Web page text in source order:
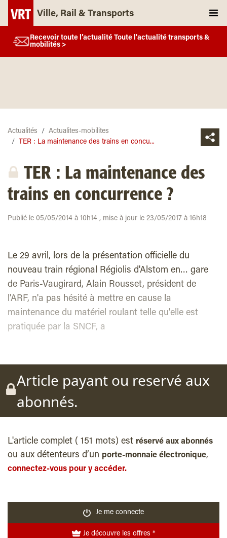
Ville, Rail & Transports
Recevoir toute l’actualité Toute l'actualité transports &
mobilités >
Actualités
Actualites-mobilites
TER : La maintenance des trains en concu...
TER : La maintenance des
trains en concurrence ?
Publié le 05/05/2014 à 10h14 , mise à jour le 23/05/2017 à 16h18
Le 29 avril, lors de la présentation officielle du
nouveau train régional Régiolis d'Alstom en… gare
de Paris-Vaugirard, Alain Rousset, président de
l'ARF, n'a pas hésité à mettre en cause la
maintenance du matériel roulant telle qu'elle est
pratiquée par la SNCF, a
Article payant ou reservé aux
abonnés.
L'article complet ( 151 mots) est réservé aux abonnés
ou aux détenteurs d’un porte-monnaie électronique,
connectez-vous pour y accéder.
Je me connecte
Je découvre les offres *